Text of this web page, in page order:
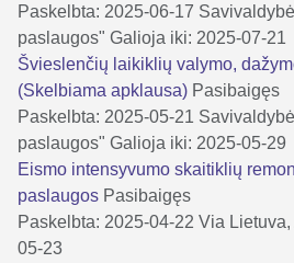
Paskelbta: 2025-06-17
paslaugos" Galioja iki: 2025-07-21
Švieslenčių laikiklių valymo,
(Skelbiama apklausa) Pasibaigęs
Paskelbta: 2025-05-21
paslaugos" Galioja iki: 2025-05-29
Eismo intensyvumo skaitiklių
paslaugos Pasibaigęs
Paskelbta: 2025-04-22 Via Lietuva,
05-23